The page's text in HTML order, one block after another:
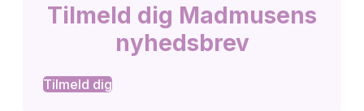
Tilmeld dig Madmusens
nyhedsbrev
Tilmeld dig